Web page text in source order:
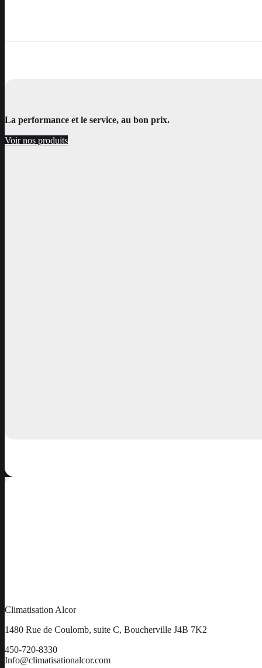
La performance et le service, au bon prix.
Voir nos produits
Climatisation Alcor
1480 Rue de Coulomb, suite C, Boucherville J4B 7K2
450-720-8330
Info@climatisationalcor.com